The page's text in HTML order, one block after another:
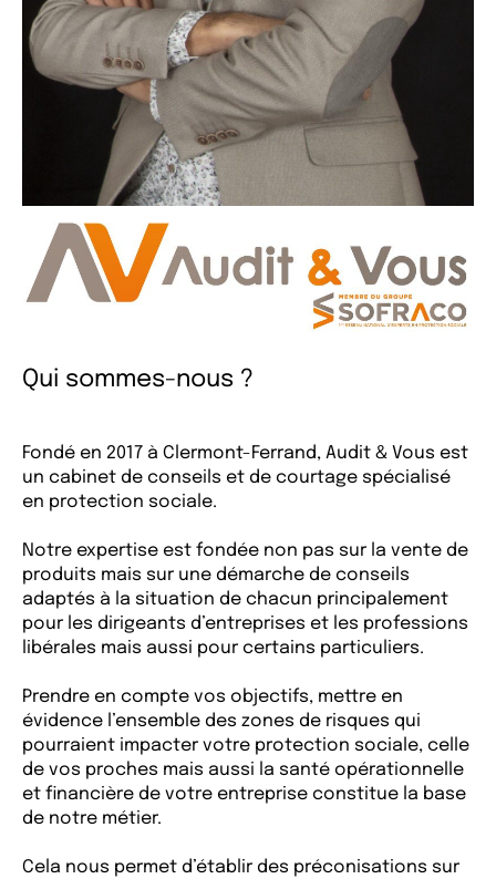
Qui sommes-nous ?
Fondé en 2017 à Clermont-Ferrand, Audit & Vous est
un cabinet de conseils et de courtage spécialisé
en protection sociale.
Notre expertise est fondée non pas sur la vente de
produits mais sur une démarche de conseils
adaptés à la situation de chacun principalement
pour les dirigeants d’entreprises et les professions
libérales mais aussi pour certains particuliers.
Prendre en compte vos objectifs, mettre en
évidence l’ensemble des zones de risques qui
pourraient impacter votre protection sociale, celle
de vos proches mais aussi la santé opérationnelle
et financière de votre entreprise constitue la base
de notre métier.
Cela nous permet d’établir des préconisations sur